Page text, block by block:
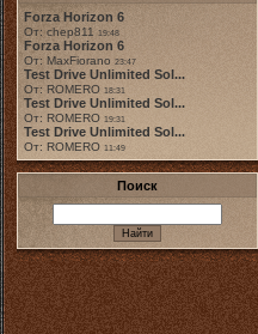
Forza Horizon 6
От: chep811 19:48
Forza Horizon 6
От: MaxFiorano 23:47
Test Drive Unlimited Sol...
От: ROMERO 18:31
Test Drive Unlimited Sol...
От: ROMERO 19:31
Test Drive Unlimited Sol...
От: ROMERO 11:49
Поиск